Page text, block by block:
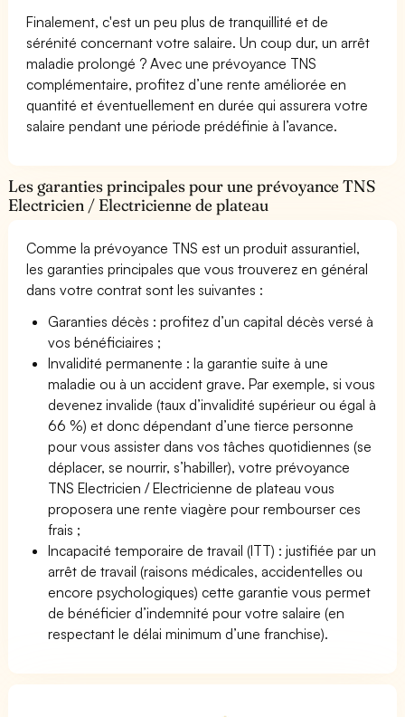
Finalement, c'est un peu plus de tranquillité et de
sérénité concernant votre salaire. Un coup dur, un arrêt
maladie prolongé ? Avec une prévoyance TNS
complémentaire, profitez d’une rente améliorée en
quantité et éventuellement en durée qui assurera votre
salaire pendant une période prédéfinie à l’avance.
Les garanties principales pour une prévoyance TNS
Electricien / Electricienne de plateau
Comme la prévoyance TNS est un produit assurantiel,
les garanties principales que vous trouverez en général
dans votre contrat sont les suivantes :
Garanties décès : profitez d’un capital décès versé à
vos bénéficiaires ;
Invalidité permanente : la garantie suite à une
maladie ou à un accident grave. Par exemple, si vous
devenez invalide (taux d’invalidité supérieur ou égal à
66 %) et donc dépendant d’une tierce personne
pour vous assister dans vos tâches quotidiennes (se
déplacer, se nourrir, s’habiller), votre prévoyance
TNS Electricien / Electricienne de plateau vous
proposera une rente viagère pour rembourser ces
frais ;
Incapacité temporaire de travail (ITT) : justifiée par un
arrêt de travail (raisons médicales, accidentelles ou
encore psychologiques) cette garantie vous permet
de bénéficier d’indemnité pour votre salaire (en
respectant le délai minimum d’une franchise).